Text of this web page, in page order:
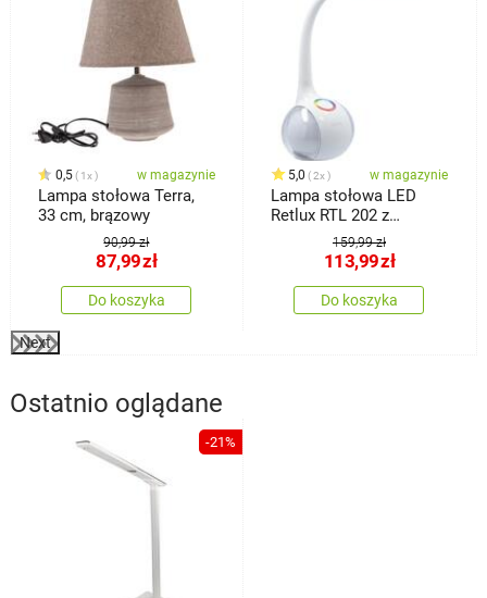
0,5 1x w magazynie
Lampa stołowa Terra,
33 cm, brązowy
90,99 zł
87,99zł
Do koszyka
5,0 2x w magazynie
Lampa stołowa LED
Retlux RTL 202 z
podświetleniem
otoczenia, biała, 5 W
159,99 zł
113,99zł
Do koszyka
Next
Ostatnio oglądane
-21%